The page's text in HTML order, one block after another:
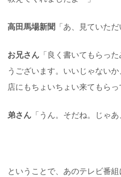
高田馬場新聞 「あ、見ていた
お兄さん 「良く書いてもらっ
うございます。いいじゃない
店にもちょいちょい来てもらっ
弟さん 「うん。そだね。じゃ
ということで、あのテレビ番